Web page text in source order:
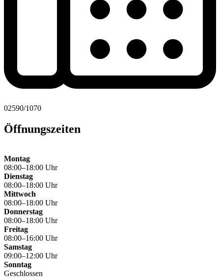
02590/1070
Öffnungszeiten
Montag
08:00–18:00 Uhr
Dienstag
08:00–18:00 Uhr
Mittwoch
08:00–18:00 Uhr
Donnerstag
08:00–18:00 Uhr
Freitag
08:00–16:00 Uhr
Samstag
09:00–12:00 Uhr
Sonntag
Geschlossen